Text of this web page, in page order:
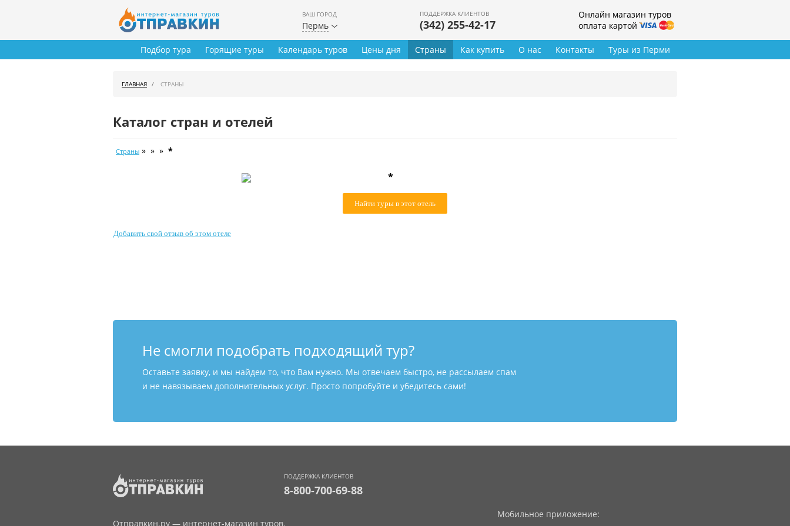
ВАШ ГОРОД
Пермь
ПОДДЕРЖКА КЛИЕНТОВ
(342) 255-42-17
Онлайн магазин туров
оплата картой
Туры из Перми
Подбор тура Горящие туры Календарь туров Цены дня Страны Как купить О нас Контакты
ГЛАВНАЯ СТРАНЫ
Каталог стран и отелей
Страны » » » *
*
Найти туры в этот отель
Добавить свой отзыв об этом отеле
Не смогли подобрать подходящий тур?
Оставьте заявку, и мы найдем то, что Вам нужно. Мы отвечаем быстро, не рассылаем спам
и не навязываем дополнительных услуг. Просто попробуйте и убедитесь сами!
ПОДДЕРЖКА КЛИЕНТОВ
8-800-700-69-88
Отправкин.ру — интернет-магазин туров.
Мобильное приложение: